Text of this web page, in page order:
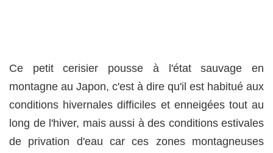
Ce petit cerisier pousse à l'état sauvage en
montagne au Japon, c'est à dire qu'il est habitué aux
conditions hivernales difficiles et enneigées tout au
long de l'hiver, mais aussi à des conditions estivales
de privation d'eau car ces zones montagneuses